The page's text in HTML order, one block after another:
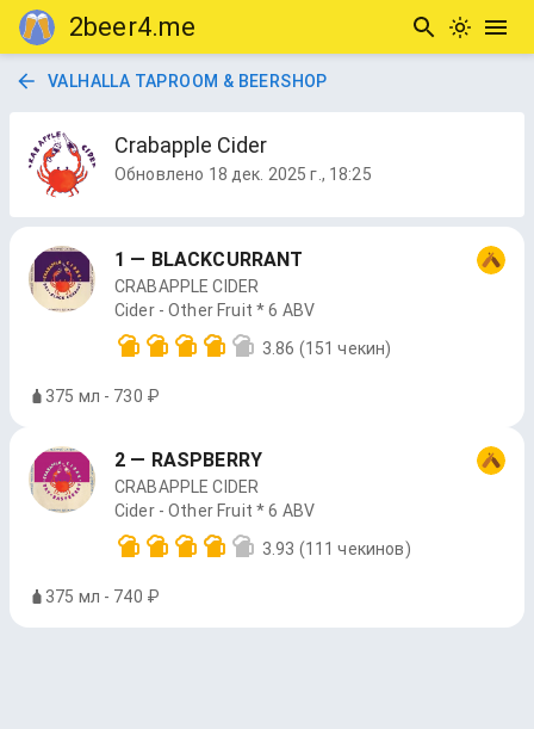
2beer4.me
VALHALLA TAPROOM & BEERSHOP
Crabapple Cider
Обновлено 18 дек. 2025 г., 18:25
1 — BLACKCURRANT
CRABAPPLE CIDER
Cider - Other Fruit * 6 ABV
3.86 (151 чекин)
375 мл - 730 ₽
2 — RASPBERRY
CRABAPPLE CIDER
Cider - Other Fruit * 6 ABV
3.93 (111 чекинов)
375 мл - 740 ₽